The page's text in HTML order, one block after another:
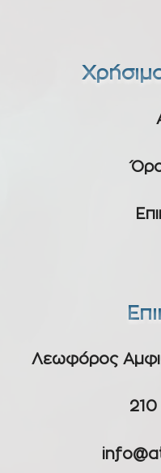
Λεωφόρος